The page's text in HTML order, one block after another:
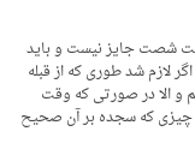
شصت جایز نیست و باید
لازم شد طوری که از قبله
و الا در صورتی که وقت
چیزی که سجده بر آن صحیح